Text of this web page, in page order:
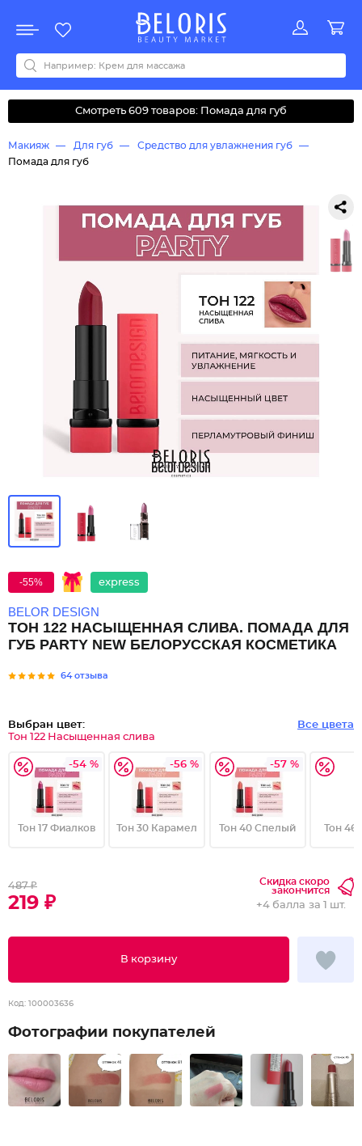
Акции
Все бренды
0-9ABCDEFGHIJKLMNOPQRSTUVWYZАБВДЗИМОКЛНПРСТУФ
Смотреть 609 товаров: Помада для губ
Макияж Для губ
Средство для увлажнения губ
Помада для губ
-55% express
BELOR DESIGN
ТОН 122 НАСЫЩЕННАЯ СЛИВА. ПОМАДА ДЛЯ
ГУБ PARTY NEW БЕЛОРУССКАЯ КОСМЕТИКА
64 отзыва
Выбран цвет:
Тон 122 Насыщенная слива
Все цвета
-54 %
Тон 17 Фиалков
-56 %
Тон 30 Карамел
-57 %
Тон 40 Спелый Тон 46
487 ₽
219 ₽
Скидка скоро
закончится
В корзину
+4 балла за 1 шт.
Код: 100003636
Фотографии покупателей